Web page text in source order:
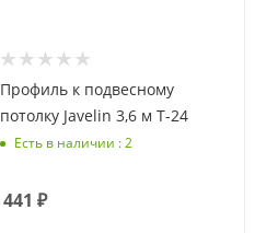
Профиль к подвесному
потолку Javelin 3,6 м Т-24
Есть в наличии : 2
441 ₽